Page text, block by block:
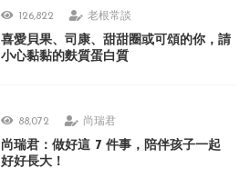
126,822 老根常談
喜愛貝果、司康、甜甜圈或可頌的你，請
小心黏黏的麩質蛋白質
88,072 尚瑞君
尚瑞君：做好這 7 件事，陪伴孩子一起
好好長大！